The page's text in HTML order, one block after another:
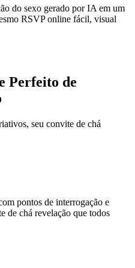
do sexo gerado por IA em um
RSVP online fácil, visual
Perfeito de
seu convite de chá
pontos de interrogação e
de chá revelação que todos